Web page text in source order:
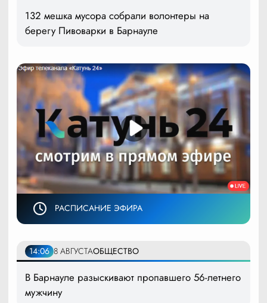
132 мешка мусора собрали волонтеры на
берегу Пивоварки в Барнауле
РАСПИСАНИЕ ЭФИРА
14:06 8 АВГУСТАОБЩЕСТВО
В Барнауле разыскивают пропавшего 56-летнего
мужчину